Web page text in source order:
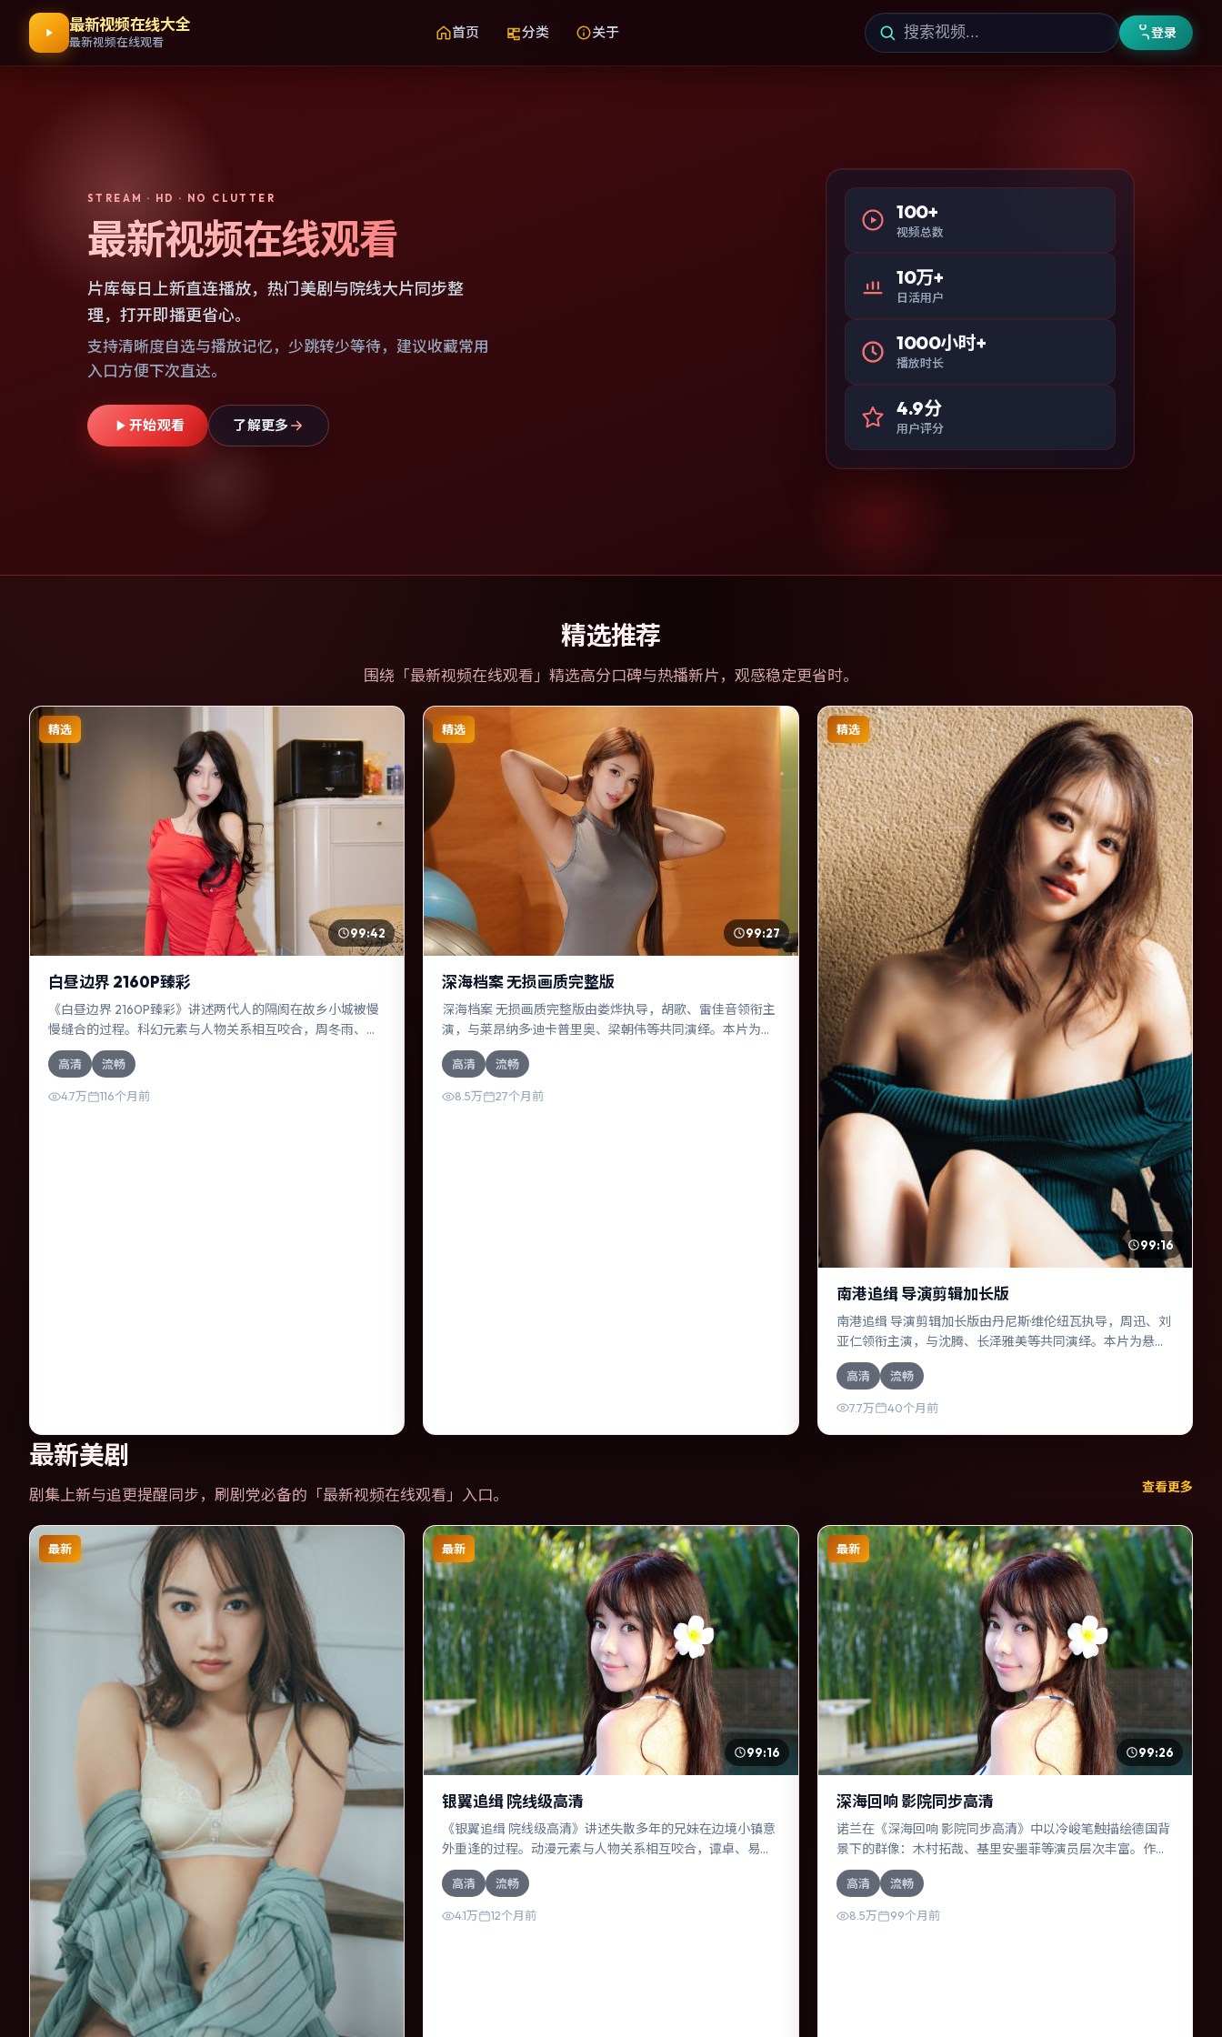
最新视频在线大全
最新视频在线观看
首页 分类 关于 登录
STREAM · HD · NO CLUTTER
最新视频在线观看
片库每日上新直连播放，热门美剧与院线大片同步整
理，打开即播更省心。
支持清晰度自选与播放记忆，少跳转少等待，建议收藏常用
入口方便下次直达。
开始观看 了解更多
100+
视频总数
10万+
日活用户
1000小时+
播放时长
4.9分
用户评分
精选推荐
围绕「最新视频在线观看 」精选高分口碑与热播新片，观感稳定更省时。
精选
99:42
白昼边界 2160P臻彩
《白昼边界 2160P臻彩》讲述两代人的隔阂在故乡小城被慢
慢缝合的过程。科幻元素与人物关系相互咬合，周冬雨、雷
佳音的对手戏尤为出彩。导演阿方索·卡隆善于在长镜头中积
蓄张力，本片亦在德国实地取景，增强真实质感。
高清 流畅
4.7万 116个月前
精选
99:27
深海档案 无损画质完整版
深海档案 无损画质完整版由娄烨执导，胡歌、雷佳音领衔主
演，与莱昂纳多·迪卡普里奥、梁朝伟等共同演绎。本片为悬
疑类型，主要班底与取景来自美国。一次跨国行动在暴雨夜
失控，信任瞬间崩塌。影片整体气质温暖，节奏紧凑，人物
动机清晰，适合喜欢强情节与细腻表演的观众。
高清 流畅
8.5万 27个月前
精选
99:16
南港追缉 导演剪辑加长版
南港追缉 导演剪辑加长版由丹尼斯·维伦纽瓦执导，周迅、刘
亚仁领衔主演，与沈腾、长泽雅美等共同演绎。本片为悬疑
类型，主要班底与取景来自美国。人工智能介入司法审判，
人性边界遭遇拷问。影片整体气质浓烈，节奏紧凑，人物动
机清晰，适合喜欢强情节与细腻表演的观众。
高清 流畅
7.7万 40个月前
最新美剧
剧集上新与追更提醒同步，刷剧党必备的「最新视频在线观看 」入口。 查看更多
最新 最新
99:16
银翼追缉 院线级高清
《银翼追缉 院线级高清》讲述失散多年的兄妹在边境小镇意
外重逢的过程。动漫元素与人物关系相互咬合，谭卓、易烊
千玺的对手戏尤为出彩。导演林超贤善于在长镜头中积蓄张
力，本片亦在英国实地取景，增强真实质感。
高清 流畅
4.1万 12个月前
最新
99:26
深海回响 影院同步高清
诺兰在《深海回响 影院同步高清》中以冷峻笔触描绘德国背
景下的群像：木村拓哉、基里安·墨菲等演员层次丰富。作为
一部喜剧作品，故事从日常裂缝切入，逐步推向不可逆转的
结局；视听语言统一，情感落点克制有力。
高清 流畅
8.5万 99个月前